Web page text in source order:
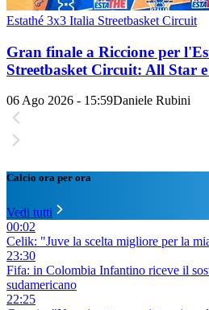
Estathé 3x3 Italia Streetbasket Circuit
Gran finale a Riccione per
Streetbasket Circuit: All Star
06 Ago 2026 - 15:59Daniele Rubini
Calcio ora per ora
Vedi tutti
00:02
Celik: "Juve la scelta migliore per la
23:30
Fifa: in Colombia Infantino riceve il
sudamericano
22:25